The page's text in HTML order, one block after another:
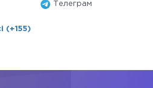
Телеграм
(+155)